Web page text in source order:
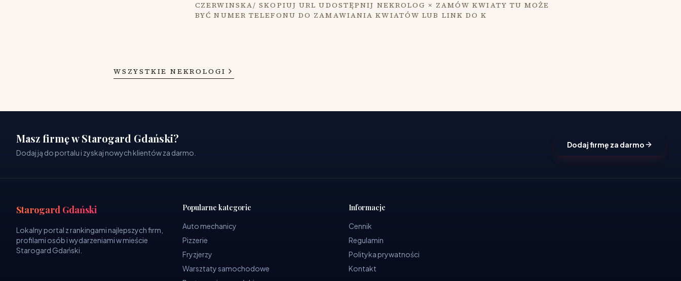
CZERWINSKA/ SKOPIUJ URL UDOSTĘPNIJ NEKROLOG × ZAMÓW KWIATY TU MOŻE
BYĆ NUMER TELEFONU DO ZAMAWIANIA KWIATÓW LUB LINK DO K
WSZYSTKIE NEKROLOGI
Masz firmę w Starogard Gdański?
Dodaj ją do portalu i zyskaj nowych klientów za darmo.
Dodaj firmę za darmo
Starogard Gdański
Lokalny portal z rankingami najlepszych firm,
profilami osób i wydarzeniami w mieście
Starogard Gdański.
Popularne kategorie
Auto mechanicy
Pizzerie
Fryzjerzy
Warsztaty samochodowe
Informacje
Cennik
Regulamin
Polityka prywatności
Kontakt